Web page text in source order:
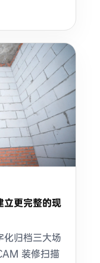
立更完整的现
化归档三大场
装修扫描